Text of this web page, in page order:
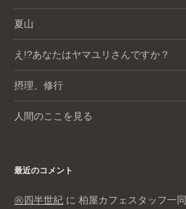
夏山
え!?あなたはヤマユリさんですか？
摂理、修行
人間のここを見る
最近のコメント
㊗️四半世紀 に 柏屋カフェスタッフ一同